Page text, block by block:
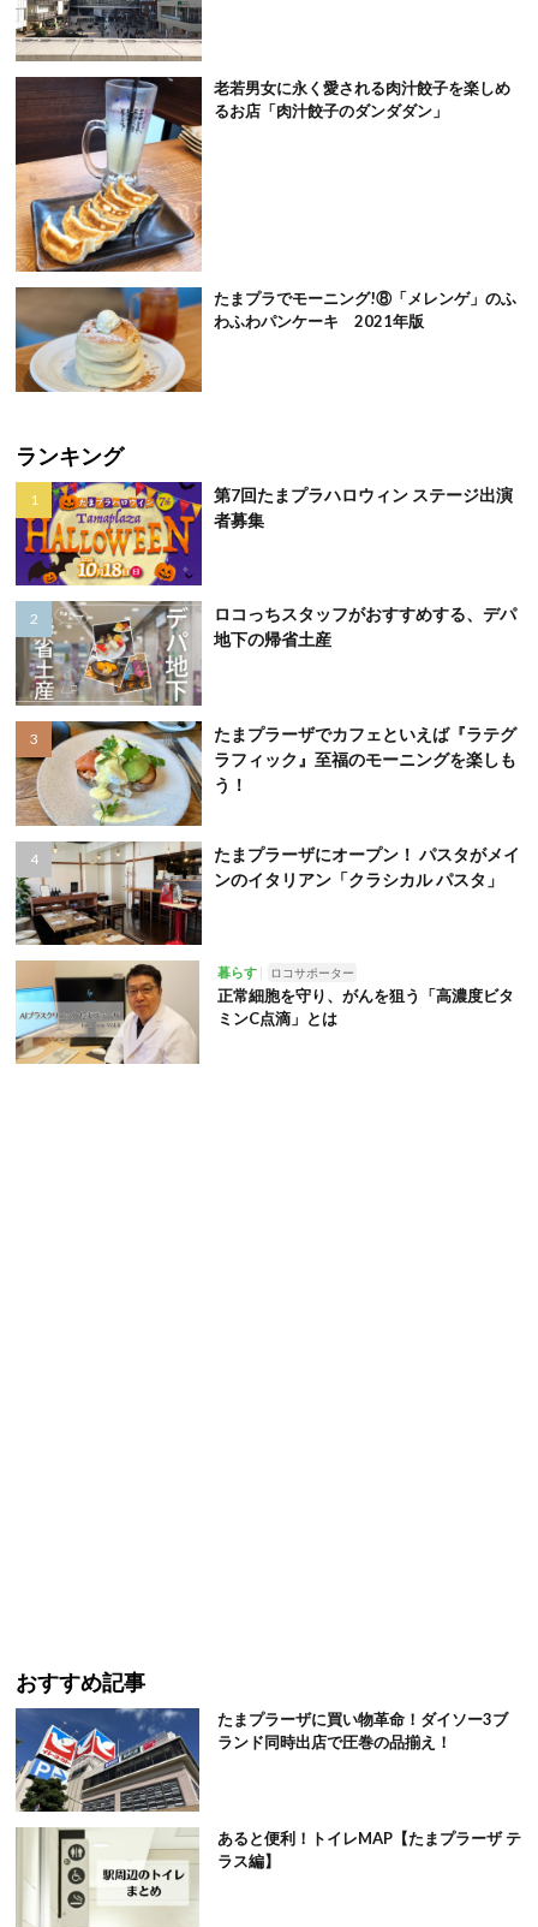
老若男女に永く愛される肉汁餃子を楽しめ
るお店「肉汁餃子のダンダダン」
たまプラでモーニング!⑧「メレンゲ」のふ
わふわパンケーキ 2021年版
ランキング
第7回たまプラハロウィン ステージ出演
者募集
ロコっちスタッフがおすすめする、デパ
地下の帰省土産
たまプラーザでカフェといえば『ラテグ
ラフィック』至福のモーニングを楽しも
う！
たまプラーザにオープン！ パスタがメイ
ンのイタリアン「クラシカル パスタ」
暮らす ロコサポーター
正常細胞を守り、がんを狙う「高濃度ビタ
ミンC点滴」とは
おすすめ記事
たまプラーザに買い物革命！ダイソー3ブ
ランド同時出店で圧巻の品揃え！
あると便利！トイレMAP【たまプラーザ テ
ラス編】